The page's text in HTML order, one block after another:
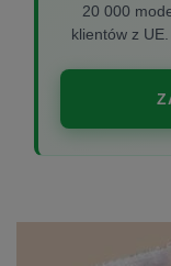
20 000
klientów z